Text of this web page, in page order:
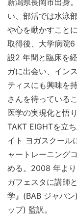
い、部活では水泳
や心を動かすこと
取得後、大学病院
設2 年間と臨床を
ガに出会い、イン
ティスにも興味を
さんを待っている
医学の実現化と悟
TAKT EIGHTを立
イト ヨガスクール
ャートレーニング
める。2008 年よ
ガフェスタに講師
学』(BAB ジャパ
ップ) 監訳。